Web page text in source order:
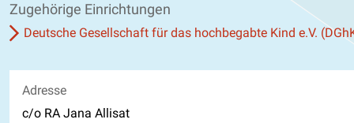
Zugehörige Einrichtungen
Deutsche Gesellschaft für das hochbegabte Kind e.V.
Adresse
c/o RA Jana Allisat